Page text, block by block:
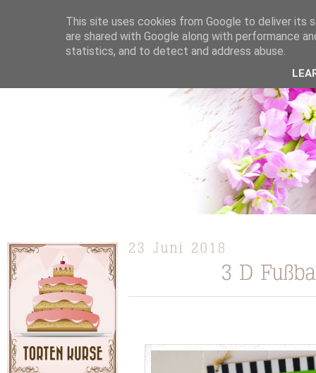
ÜBER MICH KOOPERATION TORTEN / KUCHEN /
This site uses cookies from Google to deliver its
are shared with Google along with performance
statistics, and to detect and address abuse.